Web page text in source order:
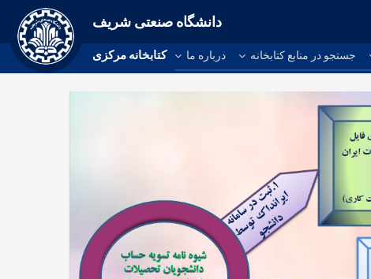
دانشگاه صنعتی شریف
کتابخانه مرکزی درباره ما جستجو در منابع کتابخانه